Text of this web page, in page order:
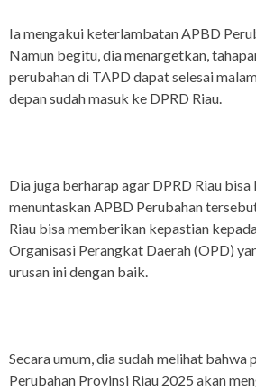
Ia mengakui keterlambatan APBD
Namun begitu, dia menargetkan,
perubahan di TAPD dapat selesai
depan sudah masuk ke DPRD Riau.
Dia juga berharap agar DPRD Riau bisa
menuntaskan APBD Perubahan
Riau bisa memberikan kepastian
Organisasi Perangkat Daerah (OPD)
urusan ini dengan baik.
Secara umum, dia sudah melihat bahwa
Perubahan Provinsi Riau 2025 akan